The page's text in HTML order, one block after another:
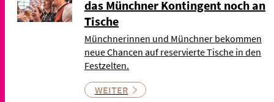
das Münchner Kontingent noch an
Tische
Münchnerinnen und Münchner bekommen
neue Chancen auf reservierte Tische in den
Festzelten.
WEITER